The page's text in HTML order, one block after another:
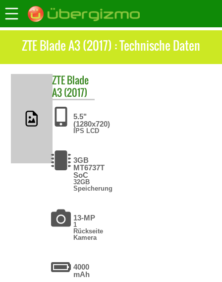
ZTE Blade A3 (2017) : Technische Daten
ZTEBlade
A3 (2017)
5.5"
(1280x720)
IPS LCD
3GB
MT6737T
SoC
32GB
Speicherung
13-MP
1
Rückseite
Kamera
4000
mAh